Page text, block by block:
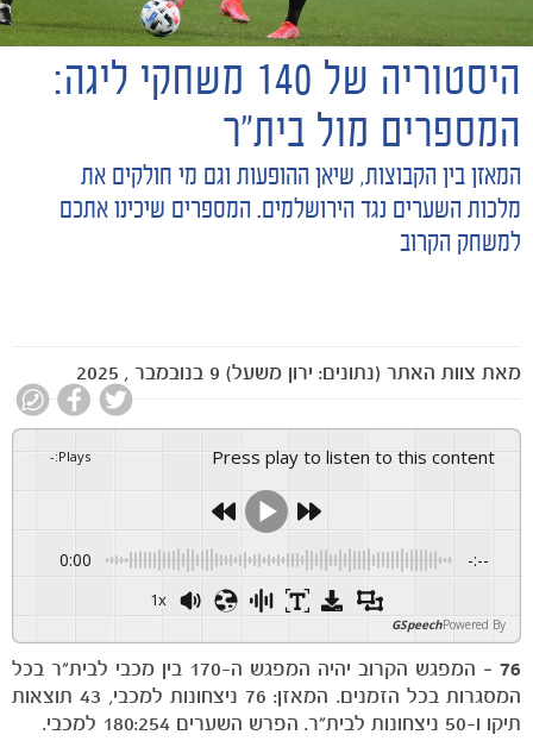
חדשות
היסטוריה של 140 משחקי ליגה:
המספרים מול בית"ר
המאזן בין הקבוצות, שיאן ההופעות וגם מי חולקים את
מלכות השערים נגד הירושלמים. המספרים שיכינו אתכם
למשחק הקרוב
מאת צוות האתר (נתונים: ירון משעל) 9 בנובמבר , 2025
Press play to listen to this content
Plays
:
-
0:00 -:--
1x
Powered By
GSpeech
76
– המפגש הקרוב יהיה המפגש ה-170 בין מכבי לבית"ר בכל
המסגרות בכל הזמנים. המאזן: 76 ניצחונות למכבי, 43 תוצאות
תיקו ו-50 ניצחונות לבית"ר. הפרש השערים 180:254 למכבי.